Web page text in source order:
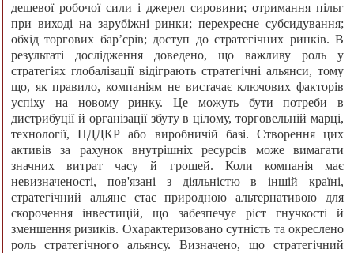
дешевої робочої сили і джерел сировини; отримання пільг
при виході на зарубіжні ринки; перехресне субсидування;
обхід торгових бар’єрів; доступ до стратегічних ринків. В
результаті дослідження доведено, що важливу роль у
стратегіях глобалізації відіграють стратегічні альянси, тому
що, як правило, компаніям не вистачає ключових факторів
успіху на новому ринку. Це можуть бути потреби в
дистрибуції й організації збуту в цілому, торговельній марці,
технології, НДДКР або виробничій базі. Створення цих
активів за рахунок внутрішніх ресурсів може вимагати
значних витрат часу й грошей. Коли компанія має
невизначеності, пов'язані з діяльністю в іншій країні,
стратегічний альянс стає природною альтернативою для
скорочення інвестицій, що забезпечує ріст гнучкості й
зменшення ризиків. Охарактеризовано сутність та окреслено
роль стратегічного альянсу. Визначено, що стратегічний